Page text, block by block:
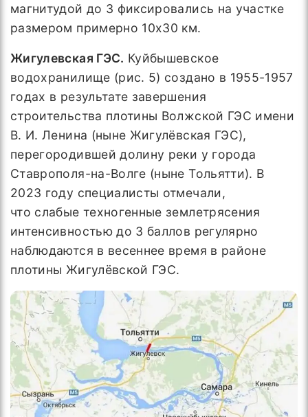
магнитудой до 3 фиксировались на участке
размером примерно 10х30 км.
Жигулевская ГЭС. Куйбышевское
водохранилище (рис. 5) создано в 1955-1957
годах в результате завершения
строительства плотины Волжской ГЭС имени
В. И. Ленина (ныне Жигулёвская ГЭС),
перегородившей долину реки у города
Ставрополя-на-Волге (ныне Тольятти). В
2023 году специалисты отмечали,
что слабые техногенные землетрясения
интенсивностью до 3 баллов регулярно
наблюдаются в весеннее время в районе
плотины Жигулёвской ГЭС.